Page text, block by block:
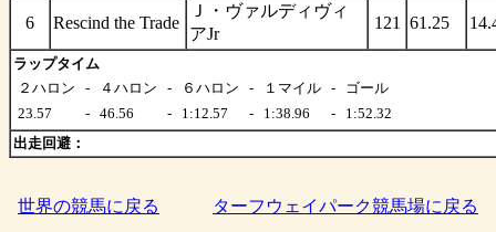
6 Rescind the Trade
Ｊ・ヴァルディヴィ
アJr
121 61.25
ラップタイム
２ハロン
- ４ハロン - ６ハロン - １マイル -
ゴール
23.57
- 46.56 - 1:12.57 - 1:38.96 -
1:52.32
出走回避：
世界の競馬に戻る ターフウェイパーク競馬場に戻る